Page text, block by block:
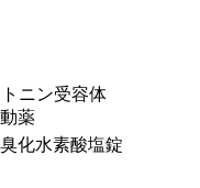
ニン受容体
薬
化水素酸塩錠